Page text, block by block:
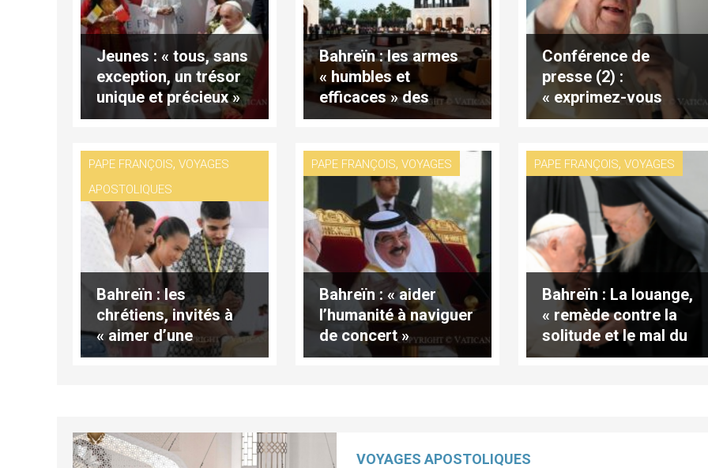
Jeunes : « tous, sans
exception, un trésor
unique et précieux »
Bahreïn : les armes
« humbles et
efficaces » des
croyants
Conférence de
presse (2) :
« exprimez-vous
contre la guerre,
guerre »
PAPE FRANÇOIS, VOYAGES
APOSTOLIQUES
Bahreïn : les
chrétiens, invités à
« aimer d’une
manière
PAPE FRANÇOIS,VOYAGES
Bahreïn : « aider
l’humanité à naviguer
de concert »
PAPE FRANÇOIS,VOYAGES
Bahreïn : La louange,
« remède contre la
solitude et le mal du
pays »
VOYAGES APOSTOLIQUES